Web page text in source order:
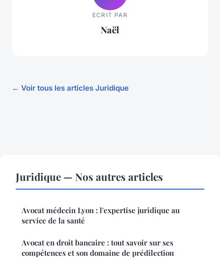
ECRIT PAR
Naël
← Voir tous les articles Juridique
Juridique — Nos autres articles
Avocat médecin Lyon : l'expertise juridique au
service de la santé
Avocat en droit bancaire : tout savoir sur ses
compétences et son domaine de prédilection